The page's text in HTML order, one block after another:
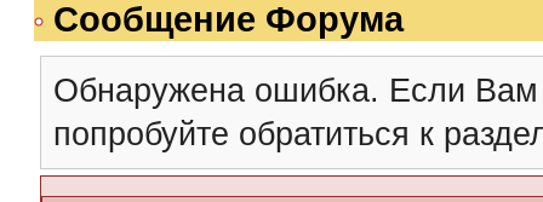
Сообщение Форума
Обнаружена ошибка. Если
попробуйте обратиться к